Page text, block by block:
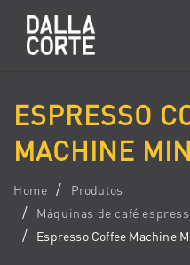
ESPRESSO
MACHINE
Home
Produtos
Máquinas de café
Espresso Coffee Machine